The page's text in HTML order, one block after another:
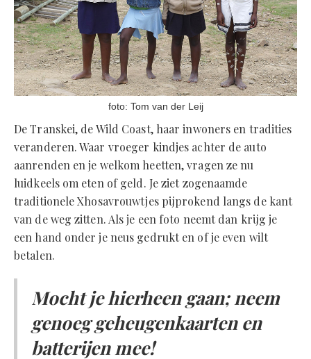
foto: Tom van der Leij
De Transkei, de Wild Coast, haar inwoners en tradities
veranderen. Waar vroeger kindjes achter de auto
aanrenden en je welkom heetten, vragen ze nu
luidkeels om eten of geld. Je ziet zogenaamde
traditionele Xhosavrouwtjes pijprokend langs de kant
van de weg zitten. Als je een foto neemt dan krijg je
een hand onder je neus gedrukt en of je even wilt
betalen.
Mocht je hierheen gaan; neem
genoeg geheugenkaarten en
batterijen mee!